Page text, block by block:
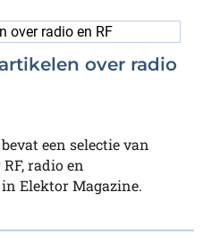
over radio
een selectie van
radio en
Elektor Magazine.